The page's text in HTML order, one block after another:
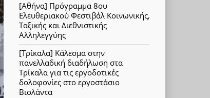
[Αθήνα] Πρόγραμμα 8ου
Ελευθεριακού Φεστιβάλ Κοινωνικής,
Ταξικής και Διεθνιστικής
Αλληλεγγύης
[Τρίκαλα] Κάλεσμα στην
πανελλαδική διαδήλωση στα
Τρίκαλα για τις εργοδοτικές
δολοφονίες στο εργοστάσιο
Βιολάντα